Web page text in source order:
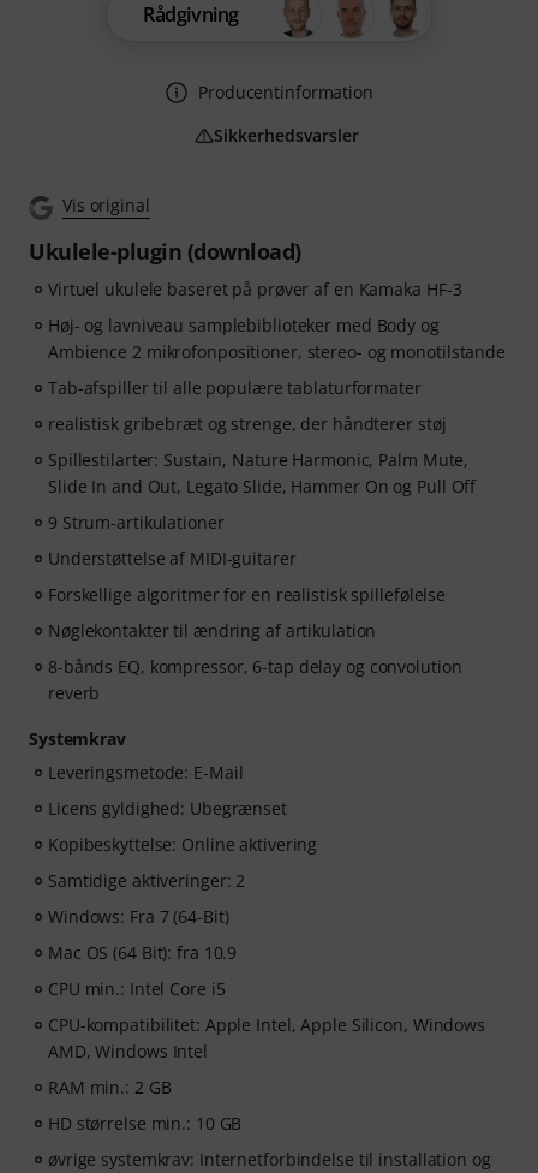
Vis original
Ukulele-plugin (download)
Virtuel ukulele baseret på prøver af en Kamaka HF-3
Høj- og lavniveau samplebiblioteker med Body og
Ambience 2 mikrofonpositioner, stereo- og monotilstande
Tab-afspiller til alle populære tablaturformater
realistisk gribebræt og strenge, der håndterer støj
Spillestilarter: Sustain, Nature Harmonic, Palm Mute,
Slide In and Out, Legato Slide, Hammer On og Pull Off
9 Strum-artikulationer
Understøttelse af MIDI-guitarer
Forskellige algoritmer for en realistisk spillefølelse
Nøglekontakter til ændring af artikulation
8-bånds EQ, kompressor, 6-tap delay og convolution
reverb
Systemkrav
Leveringsmetode: E-Mail
Licens gyldighed: Ubegrænset
Kopibeskyttelse: Online aktivering
Samtidige aktiveringer: 2
Windows: Fra 7 (64-Bit)
Mac OS (64 Bit): fra 10.9
CPU min.: Intel Core i5
CPU-kompatibilitet: Apple Intel, Apple Silicon, Windows
AMD, Windows Intel
RAM min.: 2 GB
HD størrelse min.: 10 GB
øvrige systemkrav: Internetforbindelse til installation og
Rådgivning
Producentinformation
Sikkerhedsvarsler